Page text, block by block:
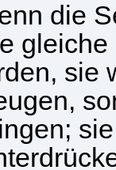
die
gleiche
sie